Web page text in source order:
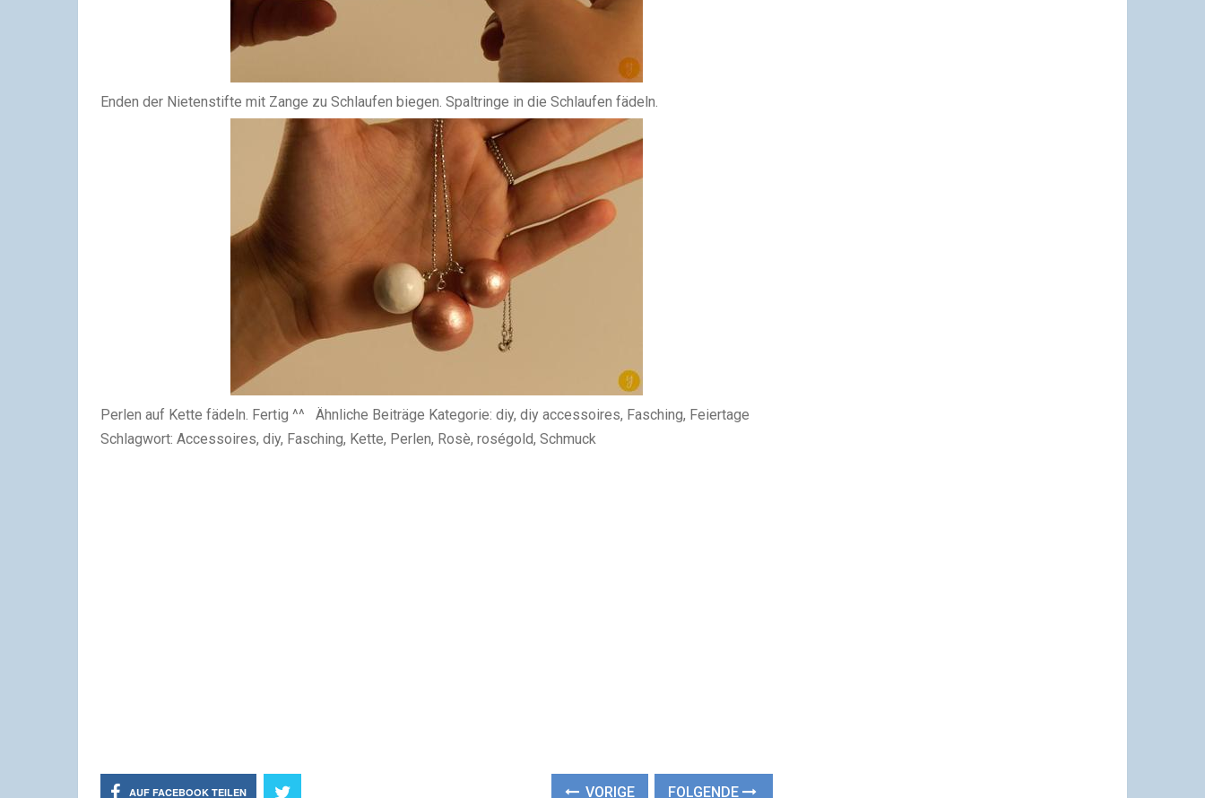
Enden der Nietenstifte mit Zange zu Schlaufen biegen. Spaltringe in die Schlaufen fädeln.
Perlen auf Kette fädeln. Fertig ^^ Ähnliche Beiträge Kategorie: diy, diy accessoires, Fasching, Feiertage
Schlagwort: Accessoires, diy, Fasching, Kette, Perlen, Rosè, roségold, Schmuck
AUF FACEBOOK TEILEN VORIGE FOLGENDE